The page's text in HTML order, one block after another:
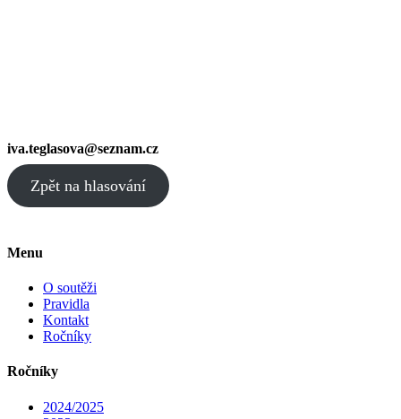
iva.teglasova@seznam.cz
Zpět na hlasování
Menu
O soutěži
Pravidla
Kontakt
Ročníky
Ročníky
2024/2025